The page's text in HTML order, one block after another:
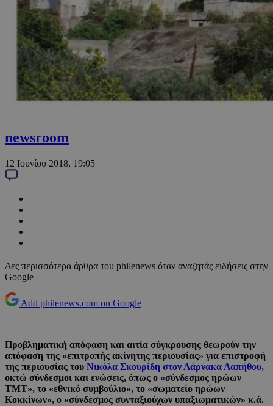
newsroom
12 Ιουνίου 2018, 19:05
Δες περισσότερα άρθρα του philenews όταν αναζητάς ειδήσεις στην
Google
Add philenews.com on Google
Προβληματική απόφαση και αιτία σύγκρουσης θεωρούν την
απόφαση της «επιτροπής ακίνητης περιουσίας» για επιστροφή
της περιουσίας του Νικόλα Σκουρίδη στον Λάρνακα Λαπήθου,
οκτώ σύνδεσμοι και ενώσεις, όπως ο «σύνδεσμος ηρώων
ΤΜΤ», το «εθνικό συμβούλιο», το «σωματείο ηρώων
Κοκκίνων», ο «σύνδεσμος συνταξιούχων υπαξιωματικών» κ.ά.